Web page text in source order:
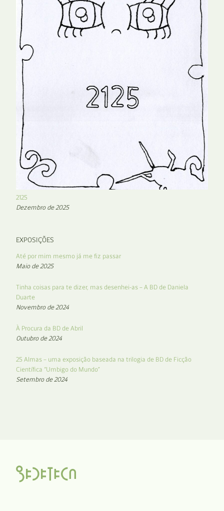
2125
Dezembro de 2025
EXPOSIÇÕES
Até por mim mesmo já me fiz passar
Maio de 2025
Tinha coisas para te dizer, mas desenhei-as – A BD de Daniela
Duarte
Novembro de 2024
À Procura da BD de Abril
Outubro de 2024
25 Almas – uma exposição baseada na trilogia de BD de Ficção
Científica “Umbigo do Mundo”
Setembro de 2024